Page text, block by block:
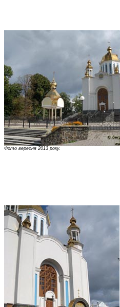
Фото вересня 2013 року.